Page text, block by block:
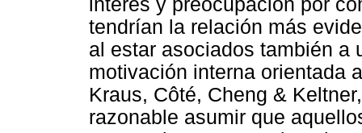
interés y preocupación por
tendrían la relación más
al estar asociados también a
motivación interna orientada
Kraus, Côté, Cheng &
razonable asumir que